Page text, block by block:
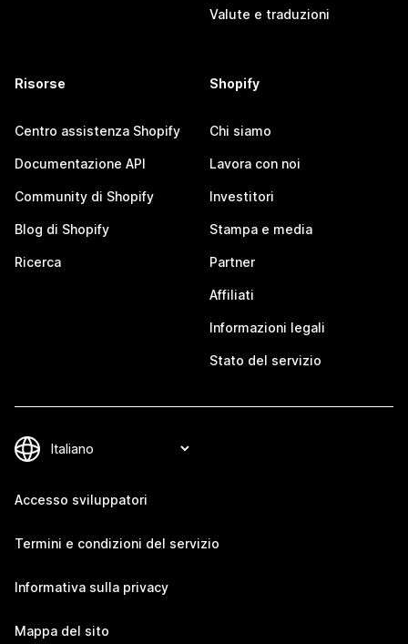
Valute e traduzioni
Risorse
Centro assistenza Shopify
Documentazione API
Community di Shopify
Blog di Shopify
Ricerca
Shopify
Chi siamo
Lavora con noi
Investitori
Stampa e media
Partner
Affiliati
Informazioni legali
Stato del servizio
Accesso sviluppatori
Termini e condizioni del servizio
Informativa sulla privacy
Mappa del sito